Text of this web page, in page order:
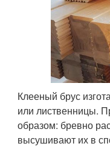
Клееный брус
или лиственницы.
образом: бревно
высушивают их в